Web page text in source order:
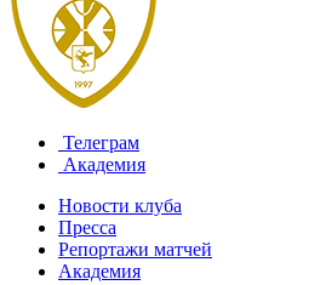
Телеграм
Академия
Новости клуба
Пресса
Репортажи матчей
Академия